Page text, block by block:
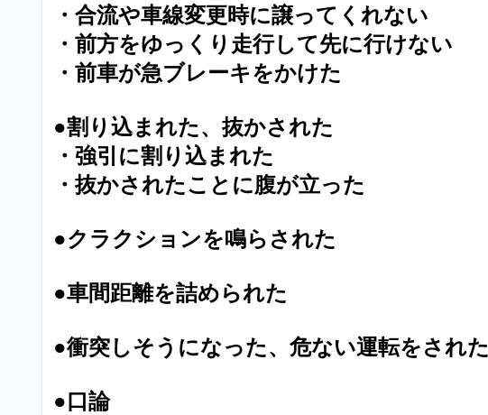
・合流や車線変更時に譲ってくれない
・前方をゆっくり走行して先に行けない
・前車が急ブレーキをかけた
●割り込まれた、抜かされた
・強引に割り込まれた
・抜かされたことに腹が立った
●クラクションを鳴らされた
●車間距離を詰められた
●衝突しそうになった、危ない運転をされた
●口論